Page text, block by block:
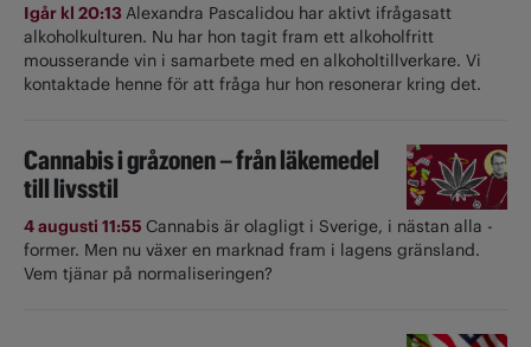
Igår kl 20:13Alexandra Pascalidou har aktivt ifrågasatt
alkoholkulturen. Nu har hon tagit fram ett alkoholfritt
mousserande vin i samarbete med en alkoholtillverkare. Vi
kontaktade henne för att fråga hur hon resonerar kring det.
Cannabis i gråzonen – från läkemedel
till livsstil
4 augusti 11:55 Cannabis är olagligt i ­Sverige, i nästan alla ­
former. Men nu växer en marknad fram i lagens gränsland.
Vem tjänar på normaliseringen?